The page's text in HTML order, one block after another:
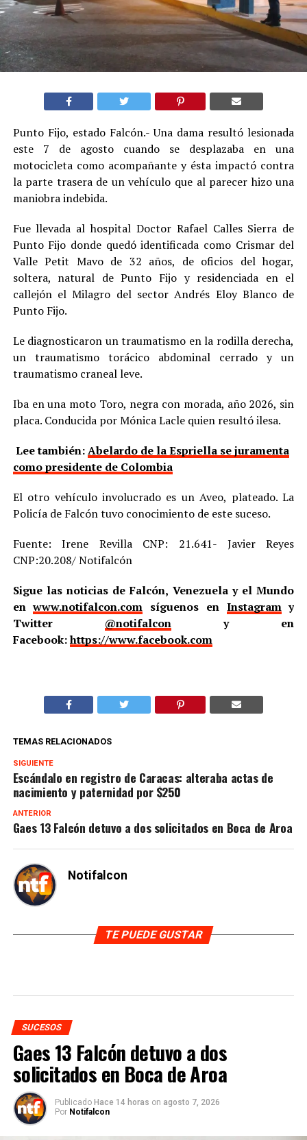
Punto Fijo, estado Falcón.- Una dama resultó lesionada
este 7 de agosto cuando se desplazaba en una
motocicleta como acompañante y ésta impactó contra
la parte trasera de un vehículo que al parecer hizo una
maniobra indebida.
Fue llevada al hospital Doctor Rafael Calles Sierra de
Punto Fijo donde quedó identificada como Crismar del
Valle Petit Mavo de 32 años, de oficios del hogar,
soltera, natural de Punto Fijo y residenciada en el
callejón el Milagro del sector Andrés Eloy Blanco de
Punto Fijo.
Le diagnosticaron un traumatismo en la rodilla derecha,
un traumatismo torácico abdominal cerrado y un
traumatismo craneal leve.
Iba en una moto Toro, negra con morada, año 2026, sin
placa. Conducida por Mónica Lacle quien resultó ilesa.
Lee también:Abelardo de la Espriella se juramenta
como presidente de Colombia
El otro vehículo involucrado es un Aveo, plateado. La
Policía de Falcón tuvo conocimiento de este suceso.
Fuente: Irene Revilla CNP: 21.641- Javier Reyes
CNP:20.208/ Notifalcón
Sigue las noticias de Falcón, Venezuela y el Mundo
enwww.notifalcon.com síguenos en Instagramy
Twitter @notifalcony en
Facebook:https://www.facebook.com
TEMAS RELACIONADOS
SIGUIENTE
Escándalo en registro de Caracas: alteraba actas de
nacimiento y paternidad por $250
ANTERIOR
Gaes 13 Falcón detuvo a dos solicitados en Boca de Aroa
Notifalcon
TE PUEDE GUSTAR
SUCESOS
Gaes 13 Falcón detuvo a dos
solicitados en Boca de Aroa
Publicado Hace 14 horas on agosto 7, 2026
Por Notifalcon